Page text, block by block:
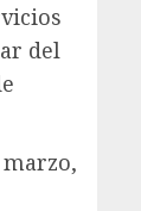
del
marzo,